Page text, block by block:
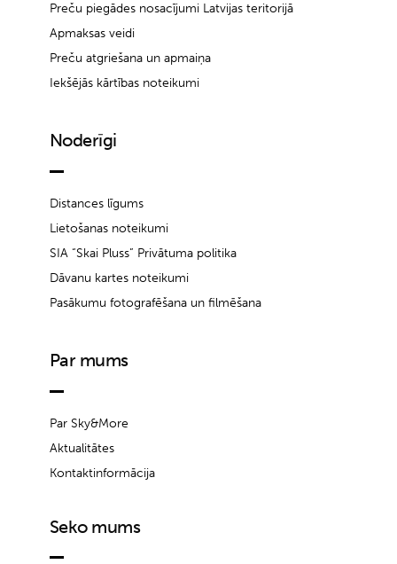
Preču piegādes nosacījumi Latvijas teritorijā
Apmaksas veidi
Preču atgriešana un apmaiņa
Iekšējās kārtības noteikumi
Noderīgi
Distances līgums
Lietošanas noteikumi
SIA “Skai Pluss” Privātuma politika
Dāvanu kartes noteikumi
Pasākumu fotografēšana un filmēšana
Par mums
Par Sky&More
Aktualitātes
Kontaktinformācija
Seko mums